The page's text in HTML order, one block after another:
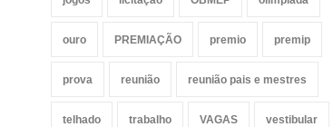
ouro PREMIAÇÃO premio premip
prova reunião reunião pais e mestres
telhado trabalho VAGAS vestibular